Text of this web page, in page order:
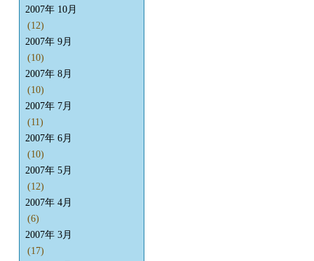
2007年 10月
(12)
2007年 9月
(10)
2007年 8月
(10)
2007年 7月
(11)
2007年 6月
(10)
2007年 5月
(12)
2007年 4月
(6)
2007年 3月
(17)